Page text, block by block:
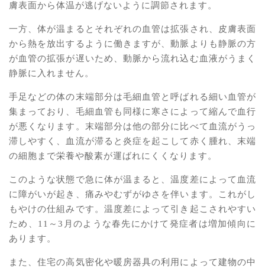
膚表面から体温が逃げないように調節されます。
一方、体が温まるとそれぞれの血管は拡張され、皮膚表面
から熱を放出するように働きますが、動脈よりも静脈の方
が血管の拡張が遅いため、動脈から流れ込む血液がうまく
静脈に入れません。
手足などの体の末端部分は毛細血管と呼ばれる細い血管が
集まっており、毛細血管も同様に寒さによって縮んで血行
が悪くなります。末端部分は他の部分に比べて血流がうっ
滞しやすく、血流が滞ると炎症を起こして赤く腫れ、末端
の細胞まで栄養や酸素が運ばれにくくなります。
このような状態で急に体が温まると、温度差によって血流
に障がいが起き、痛みやむずがゆさを伴います。これがし
もやけの仕組みです。温度差によって引き起こされやすい
ため、11～3月のような春先にかけて発症者は増加傾向に
あります。
また、住宅の高気密化や暖房器具の利用によって建物の中